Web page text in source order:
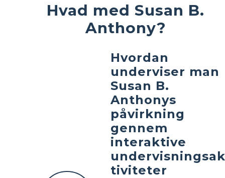
Hvad med Susan B.
Anthony?
Hvordan
underviser man
Susan B.
Anthonys
påvirkning
gennem
interaktive
undervisningsak
tiviteter